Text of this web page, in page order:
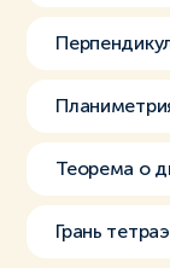
Теорема о
Грань